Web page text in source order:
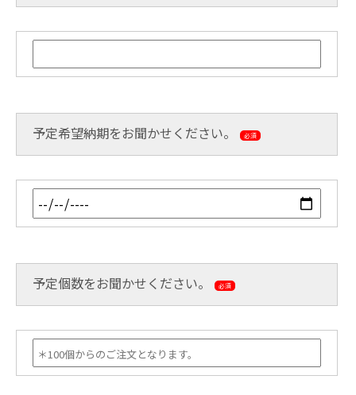
予定希望納期をお聞かせください。 必須
予定個数をお聞かせください。 必須